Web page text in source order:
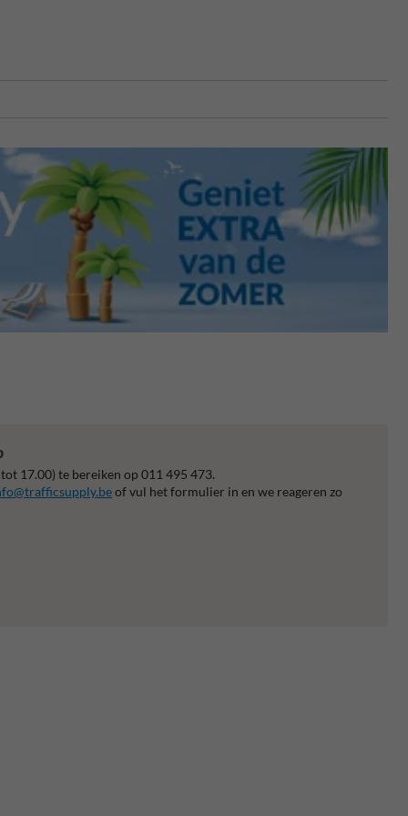
17.00) te bereiken op 011 495 473.
of vul het formulier in en we reageren zo